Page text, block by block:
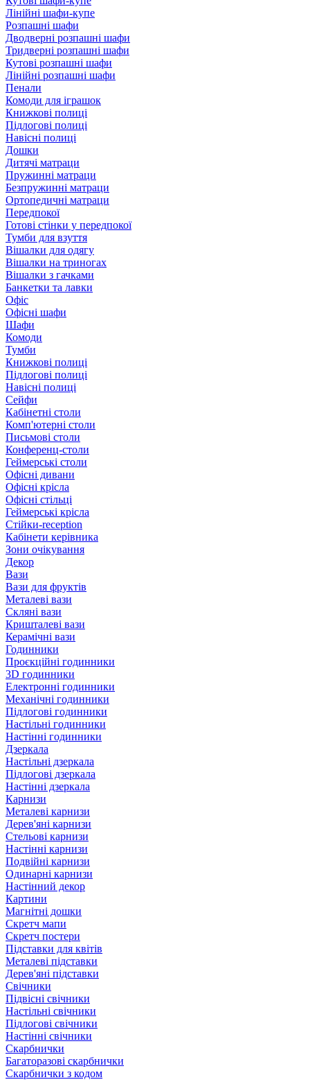
Лінійні шафи-купе
Розпашні шафи
Дводверні розпашні шафи
Тридверні розпашні шафи
Кутові розпашні шафи
Лінійні розпашні шафи
Пенали
Комоди для іграшок
Книжкові полиці
Підлогові полиці
Навісні полиці
Дошки
Дитячі матраци
Пружинні матраци
Безпружинні матраци
Ортопедичні матраци
Передпокої
Готові стінки у передпокої
Тумби для взуття
Вішалки для одягу
Вішалки на триногах
Вішалки з гачками
Банкетки та лавки
Офіс
Офісні шафи
Шафи
Комоди
Тумби
Книжкові полиці
Підлогові полиці
Навісні полиці
Сейфи
Кабінетні столи
Комп'ютерні столи
Письмові столи
Конференц-столи
Геймерські столи
Офісні дивани
Офісні крісла
Офісні стільці
Геймерські крісла
Стійки-reception
Кабінети керівника
Зони очікування
Декор
Вази
Вази для фруктів
Металеві вази
Скляні вази
Кришталеві вази
Керамічні вази
Годинники
Проєкційні годинники
3D годинники
Електронні годинники
Механічні годинники
Підлогові годинники
Настільні годинники
Настінні годинники
Дзеркала
Настільні дзеркала
Підлогові дзеркала
Настінні дзеркала
Карнизи
Металеві карнизи
Дерев'яні карнизи
Стельові карнизи
Настінні карнизи
Подвійні карнизи
Одинарні карнизи
Настінний декор
Картини
Магнітні дошки
Скретч мапи
Скретч постери
Підставки для квітів
Металеві підставки
Дерев'яні підставки
Свічники
Підвісні свічники
Настільні свічники
Підлогові свічники
Настінні свічники
Скарбнички
Багаторазові скарбнички
Скарбнички з кодом